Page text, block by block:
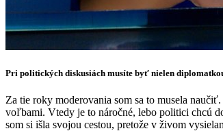
Pri politických diskusiách musíte byť nielen
Za tie roky moderovania som sa to musela
voľbami. Vtedy je to náročné, lebo politici chcú
som si išla svojou cestou, pretože v živom